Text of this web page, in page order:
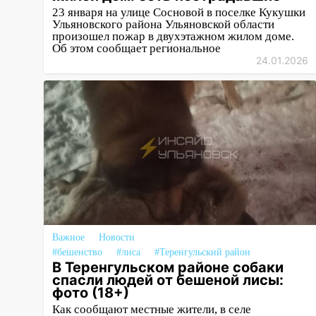
12:28 Миллион на «льготниках»:
в Ульяновской области
перевозчик провернул хитрую
схему с чужими проездными
12:10
Ульяновский алиментщик
накопил 120 тысяч долга
11:49
Снят режим «Ракетная
опасность» на территории
Ульяновской области
11:30 Кабмин РФ разрешил до 1
июля 2027 года импорт, выпуск
и обращение бензина Евро 2,
Евро 3, Евро 4
11:12
Соцсети: на Рябикова
автомобиль врезался в забор
10:27 Где есть бензин в
23 января на улице Сосновой в поселке Кукушки
Ульяновского района Ульяновской области
произошел пожар в двухэтажном жилом доме.
Об этом сообщает региональное
24.01.2026
Важное
Новости
#бешенство
#лиса #Теренгульский район
В Теренгульском районе собаки
спасли людей от бешеной лисы:
фото (18+)
Как сообщают местные жители, в селе